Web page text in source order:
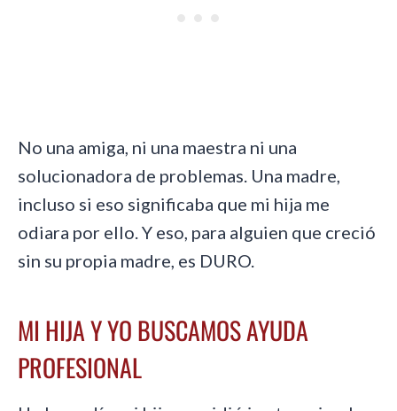
No una amiga, ni una maestra ni una
solucionadora de problemas. Una madre,
incluso si eso significaba que mi hija me
odiara por ello. Y eso, para alguien que creció
sin su propia madre, es DURO.
MI HIJA Y YO BUSCAMOS AYUDA
PROFESIONAL